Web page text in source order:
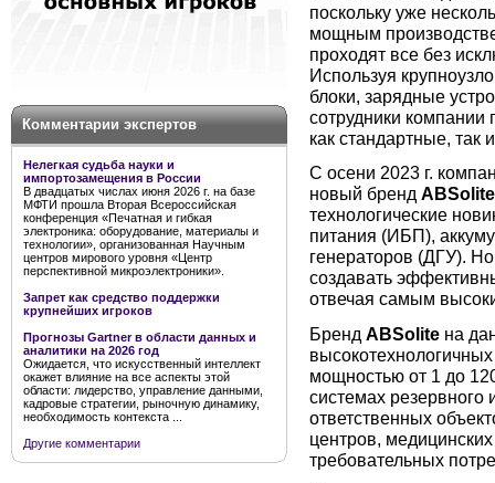
Комментарии экспертов
Нелегкая судьба науки и
импортозамещения в России
В двадцатых числах июня 2026 г. на базе
МФТИ прошла Вторая Всероссийская
конференция «Печатная и гибкая
электроника: оборудование, материалы и
технологии», организованная Научным
центров мирового уровня «Центр
перспективной микроэлектроники».
Запрет как средство поддержки
крупнейших игроков
Прогнозы Gartner в области данных и
аналитики на 2026 год
Ожидается, что искусственный интеллект
окажет влияние на все аспекты этой
области: лидерство, управление данными,
кадровые стратегии, рыночную динамику,
необходимость контекста ...
Другие комментарии
поскольку уже
мощным
проходят все без
Используя
блоки, зарядные
сотрудники
как стандартные,
С осени 2023 г.
новый бренд ABSolite
технологические
питания (ИБП),
генераторов (ДГУ).
создавать
отвечая самым
Бренд ABSolite на
мощностью от 1 до
системах резервного
ответственных
центров,
требовательных